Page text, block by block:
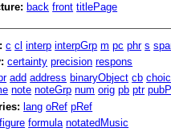
back front titlePage
c cl interp interpGrp m pc phr s
certainty precision respons
add address binaryObject cb
note noteGrp num orig pb ptr
lang oRef pRef
figure formula notatedMusic